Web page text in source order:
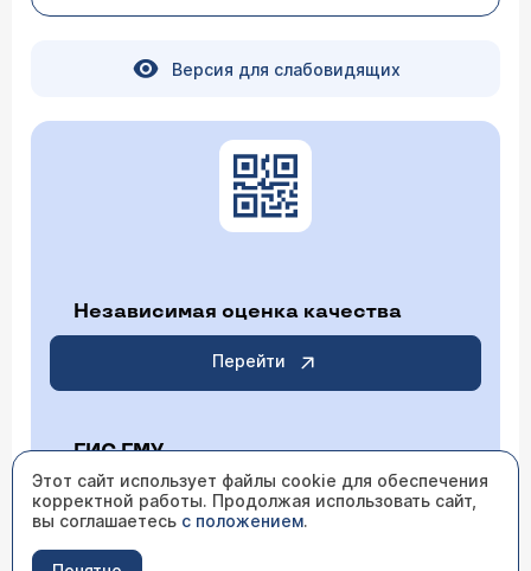
Версия для слабовидящих
Независимая оценка качества
Перейти
ГИС ГМУ
Перейти
Этот сайт использует файлы cookie для обеспечения
корректной работы. Продолжая использовать сайт,
вы соглашаетесь с положением.